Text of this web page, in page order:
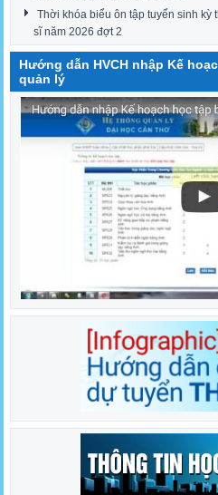
Thời khóa biểu ôn tập tuyển sinh kỳ
sĩ năm 2026 đợt 2
Hướng dẫn HVCH nhập Kế
quản lý